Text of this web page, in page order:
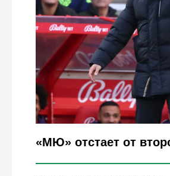
«МЮ» отстает от